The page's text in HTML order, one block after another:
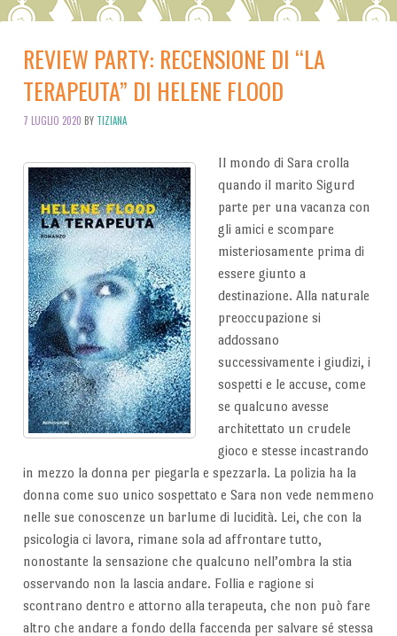
REVIEW PARTY: RECENSIONE DI “LA
TERAPEUTA” DI HELENE FLOOD
7 LUGLIO 2020 BY TIZIANA
Il mondo di Sara crolla
quando il marito Sigurd
parte per una vacanza con
gli amici e scompare
misteriosamente prima di
essere giunto a
destinazione. Alla naturale
preoccupazione si
addossano
successivamente i giudizi, i
sospetti e le accuse, come
se qualcuno avesse
architettato un crudele
gioco e stesse incastrando
in mezzo la donna per piegarla e spezzarla. La polizia ha la
donna come suo unico sospettato e Sara non vede nemmeno
nelle sue conoscenze un barlume di lucidità. Lei, che con la
psicologia ci lavora, rimane sola ad affrontare tutto,
nonostante la sensazione che qualcuno nell’ombra la stia
osservando non la lascia andare. Follia e ragione si
scontrano dentro e attorno alla terapeuta, che non può fare
altro che andare a fondo della faccenda per salvare sé stessa